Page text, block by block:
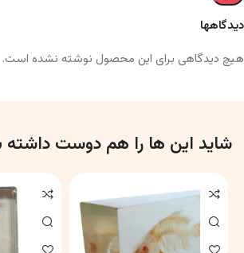
دیدگاهها
هیچ دیدگاهی برای این محصول نوشته نشده است.
شاید این ها را هم دوست داشته